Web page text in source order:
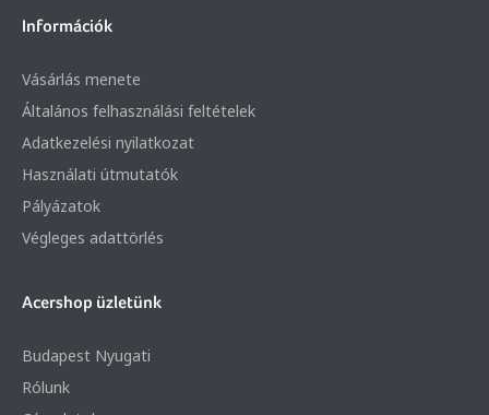
Információk
Vásárlás menete
Általános felhasználási feltételek
Adatkezelési nyilatkozat
Használati útmutatók
Pályázatok
Végleges adattörlés
Acershop üzletünk
Budapest Nyugati
Rólunk